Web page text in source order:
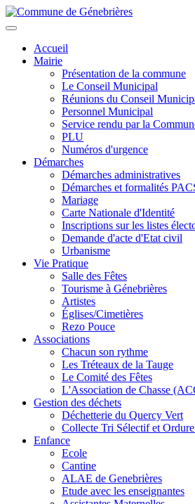
Aller
au
principal
Toggle
navigationAccueil
Mairie
Présentation de la commune
Le Conseil Municipal
Réunions du Conseil
Personnel Municipal
Service rendu par la
PLU
Numéros d'urgence
Démarches
Démarches administratives
Démarches et formalités
Mariage
Carte Nationale d'Identité
Inscriptions sur les listes
Demande d'acte d'Etat civil
Urbanisme
Vie Pratique
Salle des Fêtes
Tourisme à Génebrières
Artistes
Églises/Cimetières
Rezo Pouce
Associations
Chacun son rythme
Les Tréteaux de la Tauge
Le Comité des Fêtes
L'Association de Chasse
Gestion des déchets
Déchetterie du Quercy Vert
Collecte Tri Sélectif et
Enfance
Ecole
Cantine
ALAE de Genebrières
Etude avec les enseignantes